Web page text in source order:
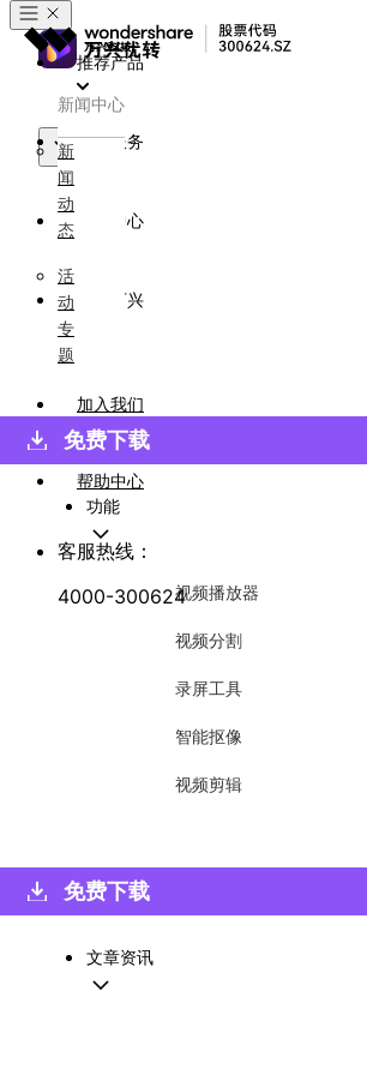
推荐产品
政企服务
新闻中心
新闻中心
新
闻
动
态
活
动
专
题
关于万兴
加入我们
帮助中心
客服热线：
4000-300624
免费下载
功能
视频播放器
视频分割
录屏工具
智能抠像
视频剪辑
免费下载
文章资讯